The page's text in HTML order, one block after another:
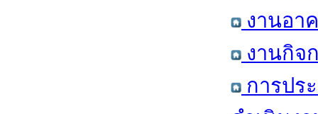
งานอา
งานกิจ
การปร